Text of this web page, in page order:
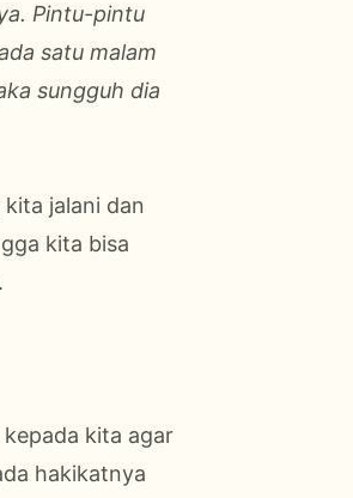
Pintu-pintu
satu malam
sungguh dia
jalani dan
kita bisa
kita agar
hakikatnya